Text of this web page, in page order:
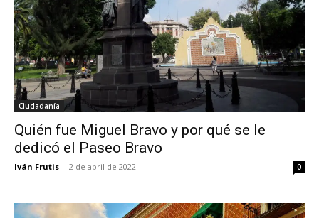
Ciudadanía
Quién fue Miguel Bravo y por qué se le
dedicó el Paseo Bravo
Iván Frutis - 2 de abril de 2022 0